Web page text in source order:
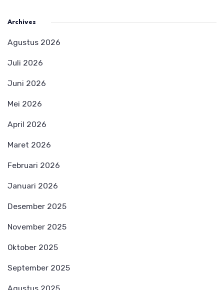
Archives
Agustus 2026
Juli 2026
Juni 2026
Mei 2026
April 2026
Maret 2026
Februari 2026
Januari 2026
Desember 2025
November 2025
Oktober 2025
September 2025